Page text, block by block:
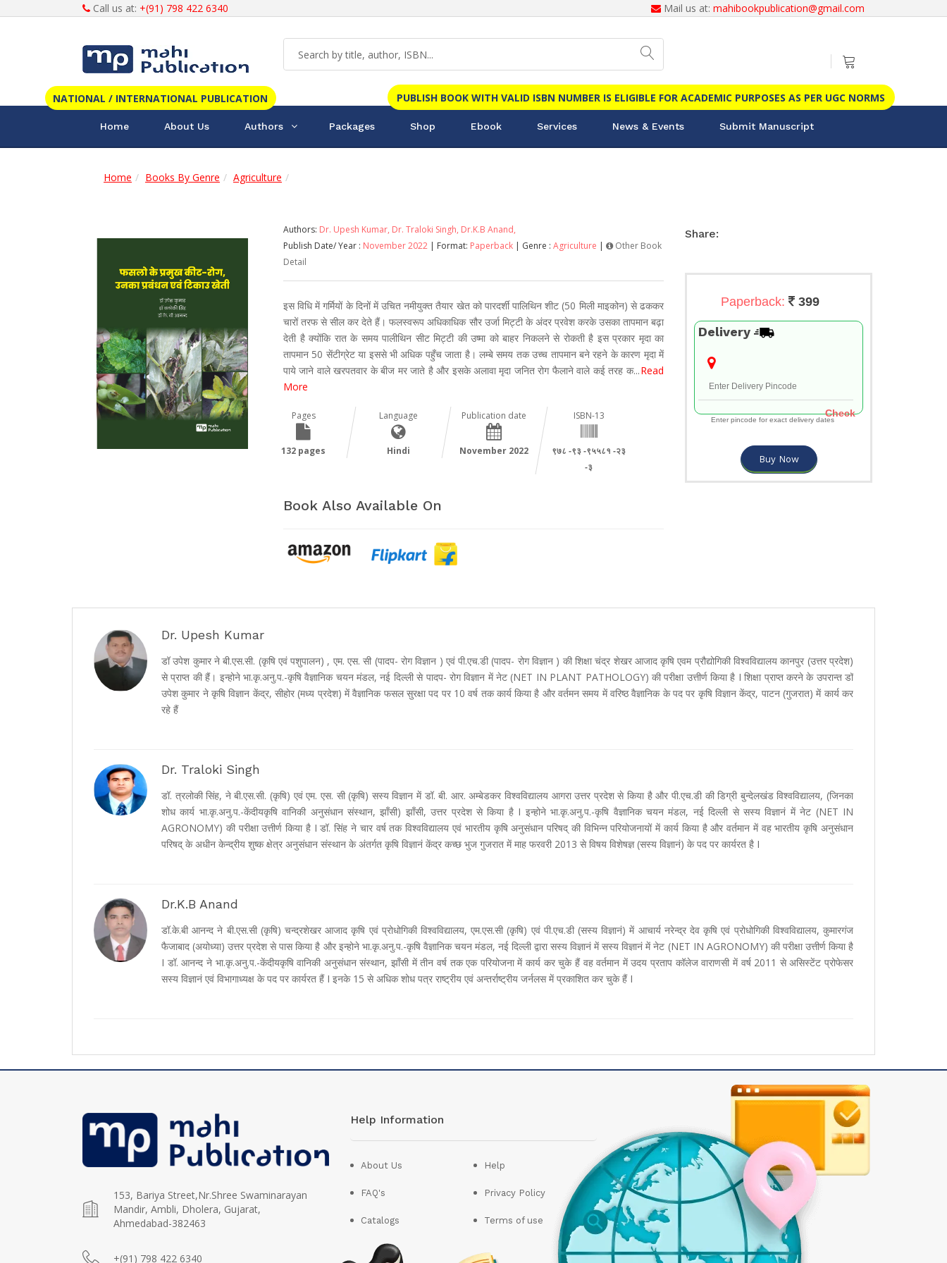
Call us at: +(91) 798 422 6340 Mail us at: mahibookpublication@gmail.com
PUBLISH BOOK WITH VALID ISBN NUMBER IS ELIGIBLE FOR ACADEMIC PURPOSES AS PER UGC NORMS
NATIONAL / INTERNATIONAL PUBLICATION
Home About Us Authors Packages Shop Ebook Services News & Events Submit Manuscript
Home Books By Genre Agriculture
Authors: Dr. Upesh Kumar, Dr. Traloki Singh, Dr.K.B Anand,
Publish Date/ Year : November 2022 | Format: Paperback | Genre : Agriculture |
Other Book
Detail
इस विधि में गर्मियों के दिनों में उचित नमीयुक्त तैयार खेत को पारदर्शी पालिथिन शीट (50 मिली माइकोन) से ढककर
चारों तरफ से सील कर देते हैं। फलस्वरूप अधिकाधिक सौर उर्जा मिट्टी के अंदर प्रवेश करके उसका तापमान बढ़ा
देती है क्योंकि रात के समय पालीथिन सीट मिट्टी की उष्मा को बाहर निकलने से रोकती है इस प्रकार मृदा का
तापमान 50 सेंटीग्रेट या इससे भी अधिक पहुँच जाता है। लम्बे समय तक उच्च तापमान बने रहने के कारण मृदा में
पाये जाने वाले खरपतवार के बीज मर जाते है और इसके अलावा मृदा जनित रोग फैलाने वाले कई तरह क...Read
More
Pages
132 pages
Language
Hindi
Publication date
November 2022
ISBN-13
९७८ ‑९३ ‑९५५८१ ‑२३
‑३
Book Also Available On
Share:
Paperback: 399
Delivery
Check
Enter pincode for exact delivery dates
Buy Now
Dr. Upesh Kumar
डॉ उपेश कुमार ने बी.एस.सी. (कृषि एवं पशुपालन) , एम. एस. सी (पादप- रोग विज्ञान ) एवं पी.एच.डी (पादप- रोग विज्ञान ) की शिक्षा चंद्र शेखर आजाद कृषि एवम प्रौद्योगिकी विश्वविद्यालय कानपुर (उत्तर प्रदेश)
से प्राप्त की हैं। इन्होने भा.कृ.अनु.प.-कृषि वैज्ञानिक चयन मंडल, नई दिल्ली से पादप- रोग विज्ञान में नेट (NET IN PLANT PATHOLOGY) की परीक्षा उत्तीर्ण किया है I शिक्षा प्राप्त करने के उपरान्त डॉ
उपेश कुमार ने कृषि विज्ञान केंद्र, सीहोर (मध्य प्रदेश) में वैज्ञानिक फसल सुरक्षा पद पर 10 वर्ष तक कार्य किया है और वर्तमन समय में वरिष्ठ वैज्ञानिक के पद पर कृषि विज्ञान केंद्र, पाटन (गुजरात) में कार्य कर
रहे हैं
Dr. Traloki Singh
डॉ. त्रलोकी सिंह, ने बी.एस.सी. (कृषि) एवं एम. एस. सी (कृषि) सस्य विज्ञान में डॉ. बी. आर. अम्बेडकर विश्वविद्यालय आगरा उत्तर प्रदेश से किया है और पी.एच.डी की डिग्री बुन्देलखंड विश्वविद्यालय, (जिनका
शोध कार्य भा.कृ.अनु.प.-केंदीयकृषि वानिकी अनुसंधान संस्थान, झाँसी) झाँसी, उत्तर प्रदेश से किया है I इन्होने भा.कृ.अनु.प.-कृषि वैज्ञानिक चयन मंडल, नई दिल्ली से सस्य विज्ञानं में नेट (NET IN
AGRONOMY) की परीक्षा उत्तीर्ण किया है I डॉ. सिंह ने चार वर्ष तक विश्वविद्यालय एवं भारतीय कृषि अनुसंधान परिषद् की विभिन्न परियोजनायों में कार्य किया है और वर्तमान में वह भारतीय कृषि अनुसंधान
परिषद् के अधीन केन्द्रीय शुष्क क्षेत्र अनुसंधान संस्थान के अंतर्गत कृषि विज्ञानं केंद्र कच्छ भुज गुजरात में माह फरवरी 2013 से विषय विशेषज्ञ (सस्य विज्ञानं) के पद पर कार्यरत है I
Dr.K.B Anand
डॉ.के.बी आनन्द ने बी.एस.सी (कृषि) चन्द्रशेखर आजाद कृषि एवं प्रोधोगिकी विश्वविद्यालय, एम.एस.सी (कृषि) एवं पी.एच.डी (सस्य विज्ञानं) में आचार्य नरेन्द्र देव कृषि एवं प्रोधोगिकी विश्वविद्यालय, कुमारगंज
फैजाबाद (अयोध्या) उत्तर प्रदेश से पास किया है और इन्होने भा.कृ.अनु.प.-कृषि वैज्ञानिक चयन मंडल, नई दिल्ली द्वारा सस्य विज्ञानं में सस्य विज्ञानं में नेट (NET IN AGRONOMY) की परीक्षा उत्तीर्ण किया है
I डॉ. आनन्द ने भा.कृ.अनु.प.-केंदीयकृषि वानिकी अनुसंधान संस्थान, झाँसी में तीन वर्ष तक एक परियोजना में कार्य कर चुके हैं वह वर्तमान में उदय प्रताप कॉलेज वाराणसी में वर्ष 2011 से असिस्टेंट प्रोफेसर
सस्य विज्ञानं एवं विभागाध्यक्ष के पद पर कार्यरत हैं I इनके 15 से अधिक शोध पत्र राष्ट्रीय एवं अन्तर्राष्ट्रीय जर्नलस में प्रकाशित कर चुके हैं I
153, Bariya Street,Nr.Shree Swaminarayan
Mandir, Ambli, Dholera, Gujarat,
Ahmedabad-382463
+(91) 798 422 6340
Help Information
About Us
FAQ's
Catalogs
Help
Privacy Policy
Terms of use